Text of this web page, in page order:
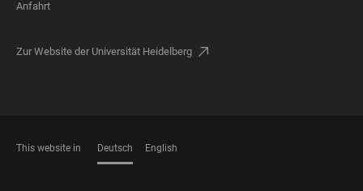
Anfahrt
Zur Website der Universität Heidelberg
This website in Deutsch English